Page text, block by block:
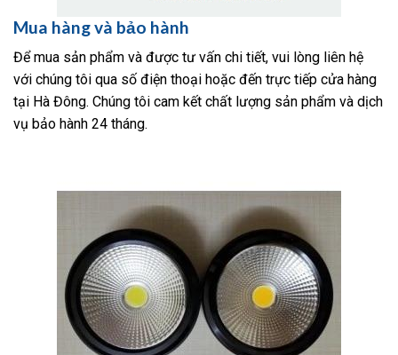
Mua hàng và bảo hành
Để mua sản phẩm và được tư vấn chi tiết, vui lòng liên hệ
với chúng tôi qua số điện thoại hoặc đến trực tiếp cửa hàng
tại Hà Đông. Chúng tôi cam kết chất lượng sản phẩm và dịch
vụ bảo hành 24 tháng.